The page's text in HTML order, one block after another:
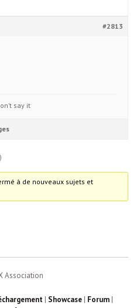
#2813
say it
à de nouveaux sujets et
Association
| Showcase| Forum|